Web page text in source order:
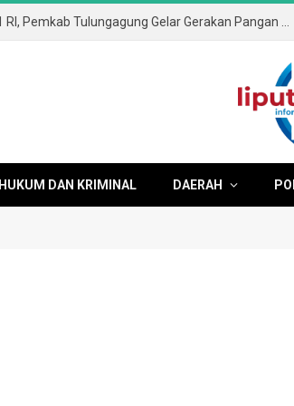
HUKUM DAN KRIMINAL DAERAH